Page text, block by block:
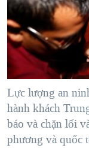
"Tìm"NGƯỜI VIỆT
ĐỜI SỐNG
KINH TẾ
KHOA HỌC
SỨC KHOẺ
VĂN HOÁ
THỂ THAO
TẠI
HÀNH TRÌNH
MỘT NĂM
GIẢI MÃ VÀNH
NGÀY TỊ NẠN
TRỊNH VĨNH
GROUND
VIDEO
NGHE
MẠNG XÃ HỘI
Ngôn ngữ khác
Lực lượng an
hành khách
báo và chặn lối
phương và quốc